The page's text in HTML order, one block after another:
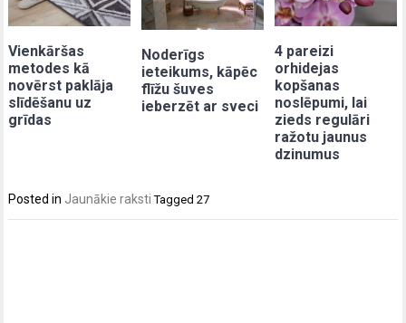
Vienkāršas
metodes kā
novērst paklāja
slīdēšanu uz
grīdas
Noderīgs
ieteikums, kāpēc
flīžu šuves
ieberzēt ar sveci
4 pareizi
orhidejas
kopšanas
noslēpumi, lai
zieds regulāri
ražotu jaunus
dzinumus
Posted in Jaunākie raksti Tagged27